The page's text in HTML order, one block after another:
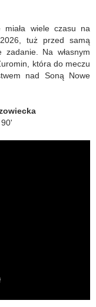
wiele czasu na
tuż przed samą
Na własnym
która do meczu
nad Soną Nowe